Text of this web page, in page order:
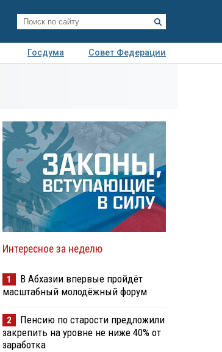
Госдума
Совет Федерации
Интересное за неделю
1
В Абхазии впервые пройдёт
масштабный молодёжный форум
2
Пенсию по старости предложили
закрепить на уровне не ниже 40% от
заработка